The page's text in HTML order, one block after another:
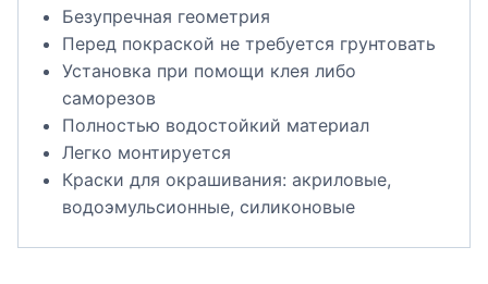
Безупречная геометрия
Перед покраской не требуется грунтовать
Установка при помощи клея либо
саморезов
Полностью водостойкий материал
Легко монтируется
Краски для окрашивания: акриловые,
водоэмульсионные, силиконовые